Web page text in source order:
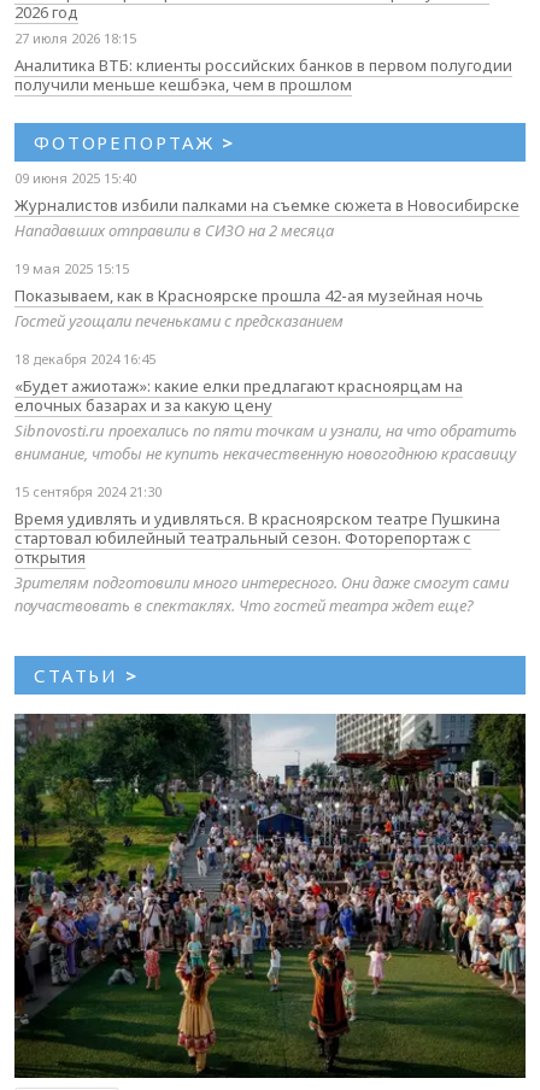
2026 год
27 июля 2026 18:15
Аналитика ВТБ: клиенты российских банков в первом полугодии
получили меньше кешбэка, чем в прошлом
ФОТОРЕПОРТАЖ >
09 июня 2025 15:40
Журналистов избили палками на съемке сюжета в Новосибирске
Нападавших отправили в СИЗО на 2 месяца
19 мая 2025 15:15
Показываем, как в Красноярске прошла 42-ая музейная ночь
Гостей угощали печеньками с предсказанием
18 декабря 2024 16:45
«Будет ажиотаж»: какие елки предлагают красноярцам на
елочных базарах и за какую цену
Sibnovosti.ru проехались по пяти точкам и узнали, на что обратить
внимание, чтобы не купить некачественную новогоднюю красавицу
15 сентября 2024 21:30
Время удивлять и удивляться. В красноярском театре Пушкина
стартовал юбилейный театральный сезон. Фоторепортаж с
открытия
Зрителям подготовили много интересного. Они даже смогут сами
поучаствовать в спектаклях. Что гостей театра ждет еще?
СТАТЬИ >